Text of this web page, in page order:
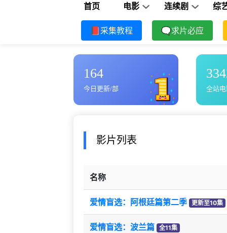
首页 电影 连续剧 综
📕采集教程 🗨求片必应
164
今日更新/部 全站电
影片列表
名称
爱情盲选：阿根廷篇第二季 更新至10集
爱情盲选：波兰篇 全11集